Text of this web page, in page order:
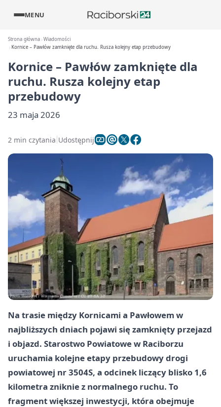
MENU
Strona główna Wiadomości
Kornice – Pawłów zamknięte dla ruchu. Rusza kolejny etap przebudowy
Kornice – Pawłów zamknięte dla
ruchu. Rusza kolejny etap
przebudowy
23 maja 2026
2 min czytania Udostępnij
Na trasie między Kornicami a Pawłowem w
najbliższych dniach pojawi się zamknięty przejazd
i objazd. Starostwo Powiatowe w Raciborzu
uruchamia kolejne etapy przebudowy drogi
powiatowej nr 3504S, a odcinek liczący blisko 1,6
kilometra zniknie z normalnego ruchu. To
fragment większej inwestycji, która obejmuje